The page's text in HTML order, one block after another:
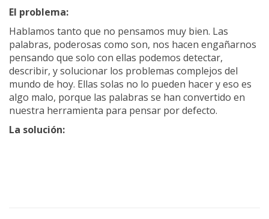
El problema:
Hablamos tanto que no pensamos muy bien. Las
palabras, poderosas como son, nos hacen engañarnos
pensando que solo con ellas podemos detectar,
describir, y solucionar los problemas complejos del
mundo de hoy. Ellas solas no lo pueden hacer y eso es
algo malo, porque las palabras se han convertido en
nuestra herramienta para pensar por defecto.
La solución: